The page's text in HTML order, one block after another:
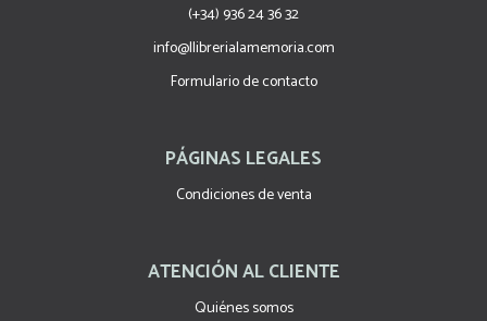
(+34) 936 24 36 32
info@llibrerialamemoria.com
Formulario de contacto
PÁGINAS LEGALES
Condiciones de venta
ATENCIÓN AL CLIENTE
Quiénes somos